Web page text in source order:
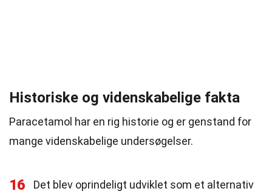
Historiske og videnskabelige fakta
Paracetamol har en rig historie og er genstand for
mange videnskabelige undersøgelser.
16
Det blev oprindeligt udviklet som et alternativ